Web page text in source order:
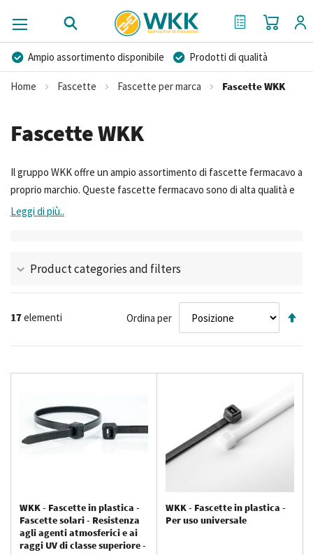
Carrello
Il mio
Ampio assortimento disponibile
Prodotti di qualità
Prezzi competitivi
Consegna rapida
Possibilità di realizzare un marchio privato
Home Fascette Fascette per marca Fascette WKK
Fascette WKK
Il gruppo WKK offre un ampio assortimento di fascette fermacavo a
proprio marchio. Queste fascette fermacavo sono di alta qualità e
per quasi ogni applicazione abbiamo disponibile il giusto
Leggi di più..
Product categories and filters
17elementi Ordina per
WKK - Fascette in plastica -
Fascette solari - Resistenza
agli agenti atmosferici e ai
raggi UV di classe superiore -
WKK - Fascette in plastica -
Per uso universale